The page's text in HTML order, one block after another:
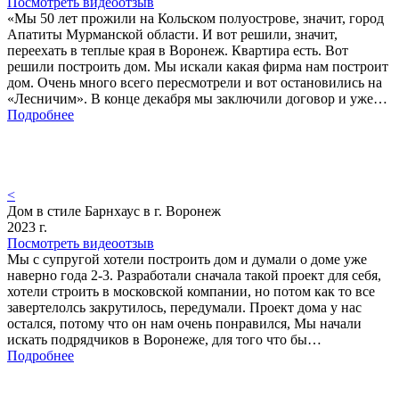
«Мы 50 лет прожили на Кольском полуострове, значит, город
Апатиты Мурманской области. И вот решили, значит,
переехать в теплые края в Воронеж. Квартира есть. Вот
решили построить дом. Мы искали какая фирма нам построит
дом. Очень много всего пересмотрели и вот остановились на
«Лесничим». В конце декабря мы заключили договор и уже…
Подробнее
<
Дом в стиле Барнхаус в г. Воронеж
2023 г.
Посмотреть видеоотзыв
Мы с супругой хотели построить дом и думали о доме уже
наверно года 2-3. Разработали сначала такой проект для себя,
хотели строить в московской компании, но потом как то все
завертелолсь закрутилось, передумали. Проект дома у нас
остался, потому что он нам очень понравился, Мы начали
искать подрядчиков в Воронеже, для того что бы…
Подробнее